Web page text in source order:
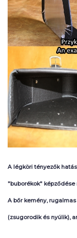
A légköri tényezők
"buborékok" képződése
Abőr kemény,rugalmas
(zsugorodik és nyúlik),